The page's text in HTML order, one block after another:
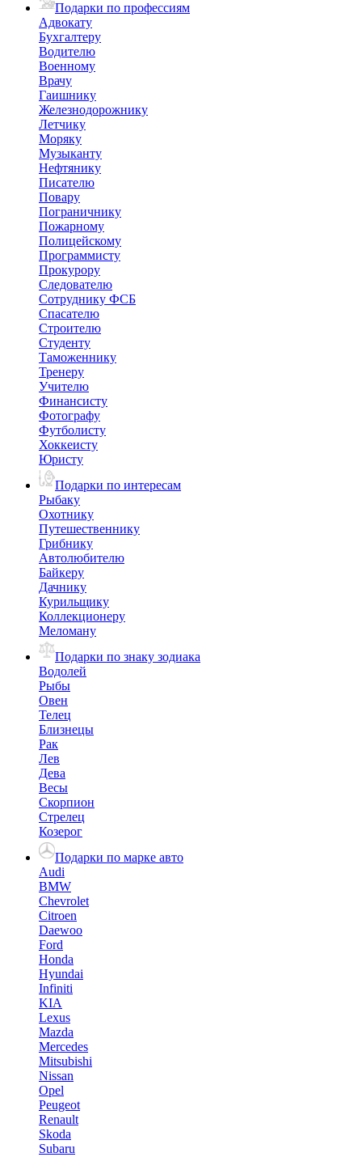
Подарки по профессиям
Адвокату
Бухгалтеру
Водителю
Военному
Врачу
Гаишнику
Железнодорожнику
Летчику
Моряку
Музыканту
Нефтянику
Писателю
Повару
Пограничнику
Пожарному
Полицейскому
Программисту
Прокурору
Следователю
Сотруднику ФСБ
Спасателю
Строителю
Студенту
Таможеннику
Тренеру
Учителю
Финансисту
Фотографу
Футболисту
Хоккеисту
Юристу
Подарки по интересам
Рыбаку
Охотнику
Путешественнику
Грибнику
Автолюбителю
Байкеру
Дачнику
Курильщику
Коллекционеру
Меломану
Подарки по знаку зодиака
Водолей
Рыбы
Овен
Телец
Близнецы
Рак
Лев
Дева
Весы
Скорпион
Стрелец
Козерог
Подарки по марке авто
Audi
BMW
Chevrolet
Citroen
Daewoo
Ford
Honda
Hyundai
Infiniti
KIA
Lexus
Mazda
Mercedes
Mitsubishi
Nissan
Opel
Peugeot
Renault
Skoda
Subaru